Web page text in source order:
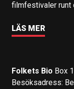
filmfestivaler runt
LÄS MER
Folkets Bio Box
Besöksadress: